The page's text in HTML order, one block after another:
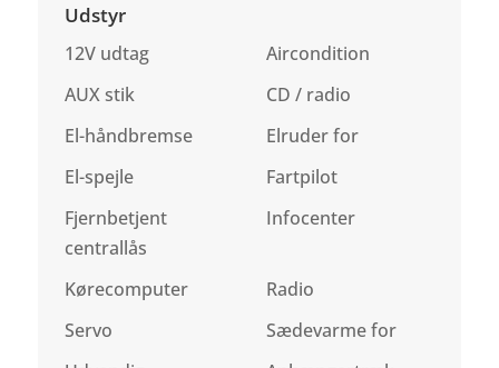
Udstyr
12V udtag
Aircondition
AUX stik
CD / radio
El-håndbremse
Elruder for
El-spejle
Fartpilot
Fjernbetjent
centrallås
Infocenter
Kørecomputer
Radio
Servo
Sædevarme for